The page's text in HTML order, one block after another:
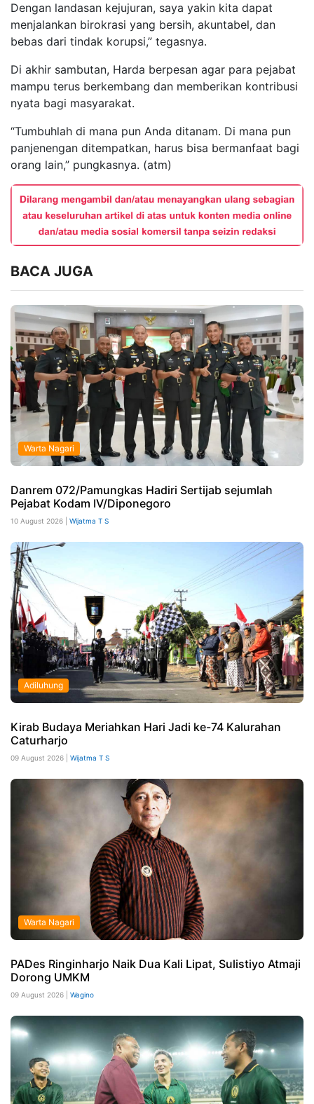
Dengan landasan kejujuran, saya yakin kita dapat
menjalankan birokrasi yang bersih, akuntabel, dan
bebas dari tindak korupsi,” tegasnya.
Di akhir sambutan, Harda berpesan agar para pejabat
mampu terus berkembang dan memberikan kontribusi
nyata bagi masyarakat.
“Tumbuhlah di mana pun Anda ditanam. Di mana pun
panjenengan ditempatkan, harus bisa bermanfaat bagi
orang lain,” pungkasnya. (atm)
BACA JUGA
Warta Nagari
Danrem 072/Pamungkas Hadiri Sertijab sejumlah
Pejabat Kodam IV/Diponegoro
10 August 2026 | Wijatma T S
Adiluhung
Kirab Budaya Meriahkan Hari Jadi ke-74 Kalurahan
Caturharjo
09 August 2026 | Wijatma T S
Warta Nagari
PADes Ringinharjo Naik Dua Kali Lipat, Sulistiyo Atmaji
Dorong UMKM
09 August 2026 | Wagino